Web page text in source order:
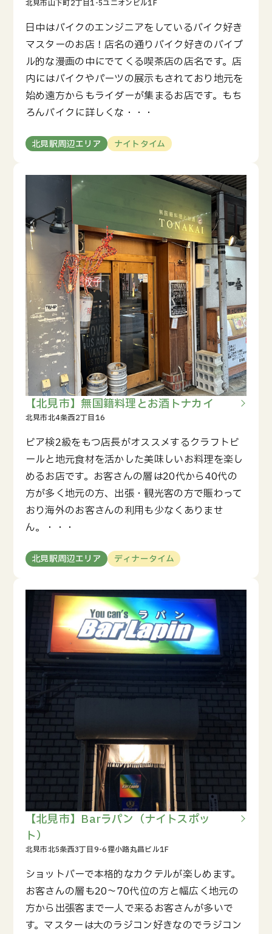
日中はバイクのエンジニアをしているバイク好き
マスターのお店！店名の通りバイク好きのバイブ
ル的な漫画の中にでてくる喫茶店の店名です。店
内にはバイクやパーツの展示もされており地元を
始め遠方からもライダーが集まるお店です。もち
ろんバイクに詳しくな・・・
北見駅周辺エリア ナイトタイム
【北見市】無国籍料理とお酒トナカイ
ビア検2級をもつ店長がオススメするクラフトビ
ールと地元食材を活かした美味しいお料理を楽し
めるお店です。お客さんの層は20代から40代の
方が多く地元の方、出張・観光客の方で賑わって
おり海外のお客さんの利用も少なくありませ
ん。・・・
北見駅周辺エリア ディナータイム
【北見市】Barラパン（ナイトスポッ
ト）
ショットバーで本格的なカクテルが楽しめます。
お客さんの層も20～70代位の方と幅広く地元の
方から出張客まで一人で来るお客さんが多いで
す。マスターは大のラジコン好きなのでラジコン